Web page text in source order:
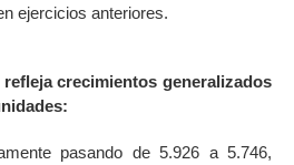
ejercicios anteriores.
crecimientos generalizados
pasando de 5.926 a 5.746,